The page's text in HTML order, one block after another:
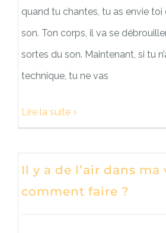
quand tu chantes, tu as envie toi
son. Ton corps, il va se
sortes du son. Maintenant, si tu
technique, tu ne vas
Lire la suite
Il y a de l’air dans ma
comment faire ?